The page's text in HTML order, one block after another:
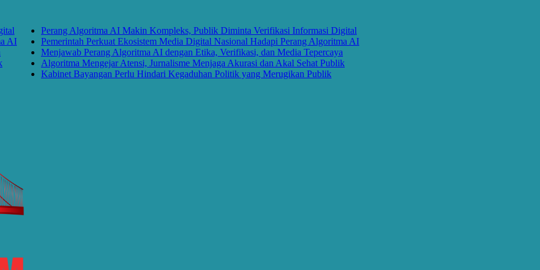
Perang Algoritma AI Makin Kompleks, Publik Diminta Verifikasi Informasi Digital
Pemerintah Perkuat Ekosistem Media Digital Nasional Hadapi Perang Algoritma AI
Menjawab Perang Algoritma AI dengan Etika, Verifikasi, dan Media Tepercaya
Algoritma Mengejar Atensi, Jurnalisme Menjaga Akurasi dan Akal Sehat Publik
Kabinet Bayangan Perlu Hindari Kegaduhan Politik yang Merugikan Publik